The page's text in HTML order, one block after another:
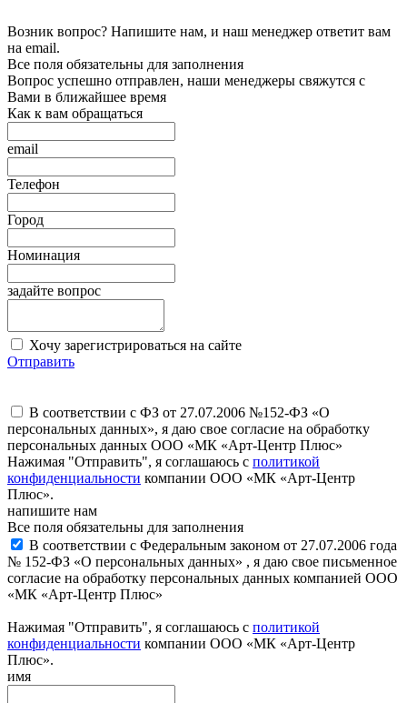
Возник вопрос? Напишите нам, и наш менеджер ответит вам
на email.
Все поля обязательны для заполнения
Вопрос успешно отправлен, наши менеджеры свяжутся с
Вами в ближайшее время
Как к вам обращаться
email
Телефон
Город
Номинация
задайте вопрос
Хочу зарегистрироваться на сайте
Отправить
В соответствии с ФЗ от 27.07.2006 №152-ФЗ «О
персональных данных», я даю свое согласие на обработку
персональных данных ООО «МК «Арт-Центр Плюс»
Нажимая "Отправить", я соглашаюсь с политикой
конфиденциальности компании ООО «МК «Арт-Центр
Плюс».
напишите нам
Все поля обязательны для заполнения
В соответствии с Федеральным законом от 27.07.2006 года
№ 152-ФЗ «О персональных данных» , я даю свое письменное
согласие на обработку персональных данных компанией ООО
«МК «Арт-Центр Плюс»
Нажимая "Отправить", я соглашаюсь с политикой
конфиденциальности компании ООО «МК «Арт-Центр
Плюс».
имя